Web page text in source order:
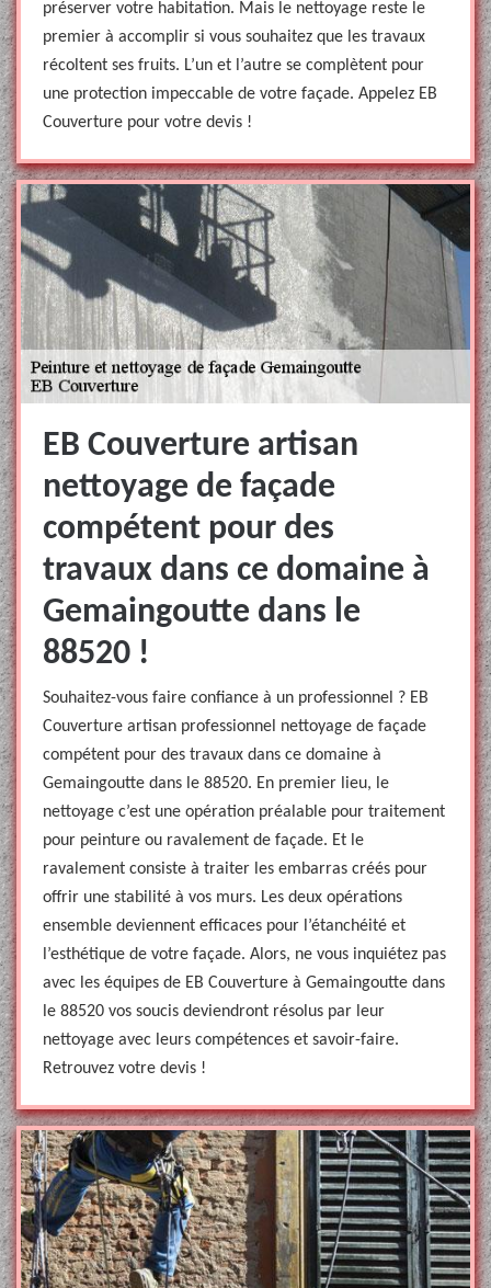
préserver votre habitation. Mais le nettoyage reste le
premier à accomplir si vous souhaitez que les travaux
récoltent ses fruits. L’un et l’autre se complètent pour
une protection impeccable de votre façade. Appelez EB
Couverture pour votre devis !
EB Couverture artisan
nettoyage de façade
compétent pour des
travaux dans ce domaine à
Gemaingoutte dans le
88520 !
Souhaitez-vous faire confiance à un professionnel ? EB
Couverture artisan professionnel nettoyage de façade
compétent pour des travaux dans ce domaine à
Gemaingoutte dans le 88520. En premier lieu, le
nettoyage c’est une opération préalable pour traitement
pour peinture ou ravalement de façade. Et le
ravalement consiste à traiter les embarras créés pour
offrir une stabilité à vos murs. Les deux opérations
ensemble deviennent efficaces pour l’étanchéité et
l’esthétique de votre façade. Alors, ne vous inquiétez pas
avec les équipes de EB Couverture à Gemaingoutte dans
le 88520 vos soucis deviendront résolus par leur
nettoyage avec leurs compétences et savoir-faire.
Retrouvez votre devis !